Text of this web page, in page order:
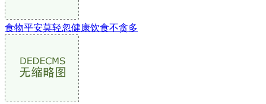
食物平安莫轻忽健康饮食不贪多